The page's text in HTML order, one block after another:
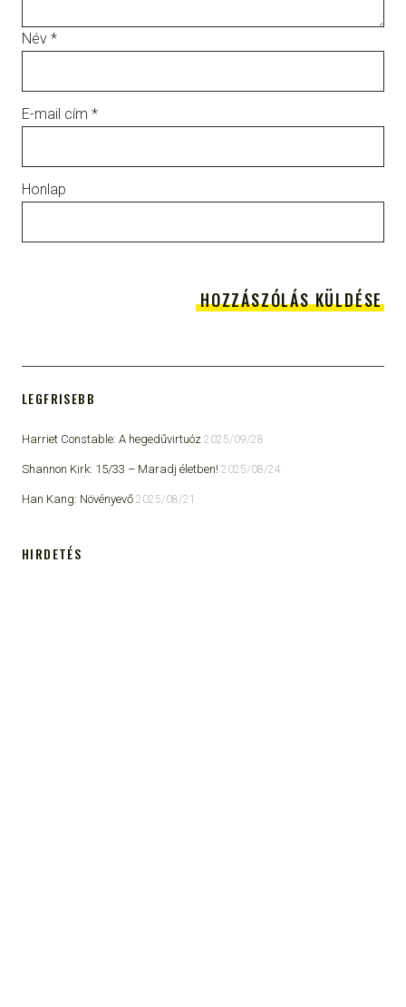
Név *
E-mail cím *
Honlap
LEGFRISEBB
Harriet Constable: A hegedűvirtuóz 2025/09/28
Shannon Kirk: 15/33 ​– Maradj életben! 2025/08/24
Han Kang: Növényevő 2025/08/21
HIRDETÉS